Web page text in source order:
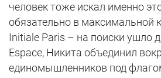
человек тоже искал именно
обязательно в максимальной
Initiale Paris – на поиски ушло
Espace, Никита объединил
единомышленников под